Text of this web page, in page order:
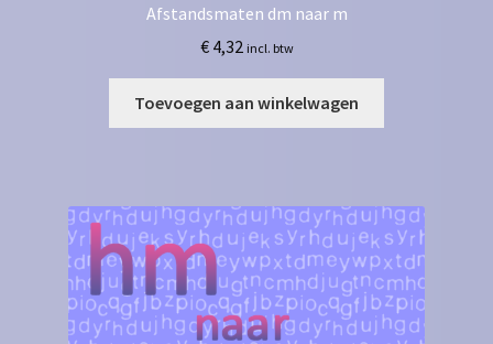
Afstandsmaten dm naar m
€4,32 incl. btw
Toevoegen aan winkelwagen